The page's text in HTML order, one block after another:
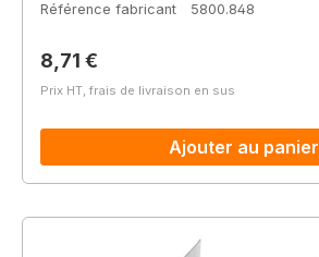
Référence fabricant
5800.848
Prix régulier :
8,71 €
Prix HT, frais de livraison en sus
Ajouter au panier